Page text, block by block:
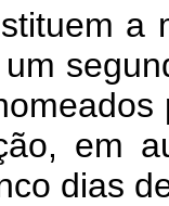
a
em
dias